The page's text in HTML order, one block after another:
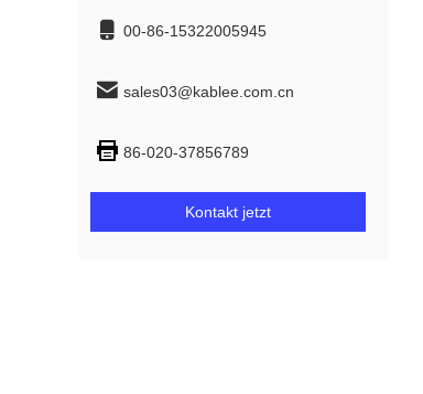
00-86-15322005945
sales03@kablee.com.cn
86-020-37856789
Kontakt jetzt